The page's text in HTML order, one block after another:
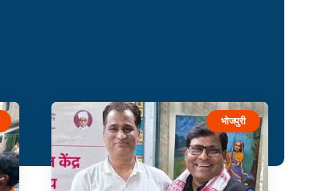
भोजपुरी